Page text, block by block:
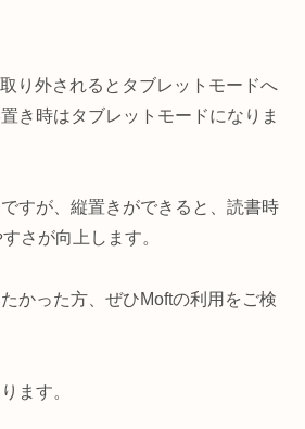
り外されるとタブレットモードへ
き時はタブレットモードになりま
すが、縦置きができると、読書時
さが向上します。
かった方、ぜひMoftの利用をご検
ます。